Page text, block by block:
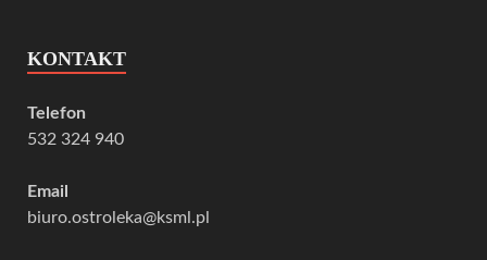
KONTAKT
Telefon
532 324 940
Email
biuro.ostroleka@ksml.pl